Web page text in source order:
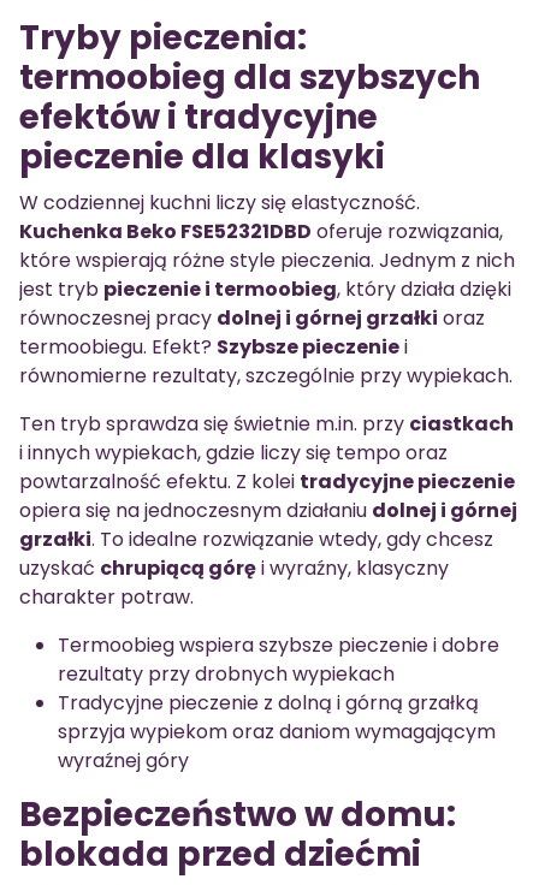
Tryby pieczenia:
termoobieg dla szybszych
efektów i tradycyjne
pieczenie dla klasyki
W codziennej kuchni liczy się elastyczność.
Kuchenka Beko FSE52321DBD oferuje rozwiązania,
które wspierają różne style pieczenia. Jednym z nich
jest tryb pieczenie i termoobieg, który działa dzięki
równoczesnej pracy dolnej i górnej grzałki oraz
termoobiegu. Efekt? Szybsze pieczeniei
równomierne rezultaty, szczególnie przy wypiekach.
Ten tryb sprawdza się świetnie m.in. przy ciastkach
i innych wypiekach, gdzie liczy się tempo oraz
powtarzalność efektu. Z kolei tradycyjne pieczenie
opiera się na jednoczesnym działaniu dolnej i górnej
grzałki. To idealne rozwiązanie wtedy, gdy chcesz
uzyskać chrupiącą góręi wyraźny, klasyczny
charakter potraw.
Termoobieg wspiera szybsze pieczenie i dobre
rezultaty przy drobnych wypiekach
Tradycyjne pieczenie z dolną i górną grzałką
sprzyja wypiekom oraz daniom wymagającym
wyraźnej góry
Bezpieczeństwo w domu:
blokada przed dziećmi